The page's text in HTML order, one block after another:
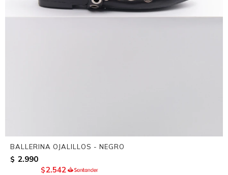
BALLERINA OJALILLOS - NEGRO
$ 2.990
$2.542